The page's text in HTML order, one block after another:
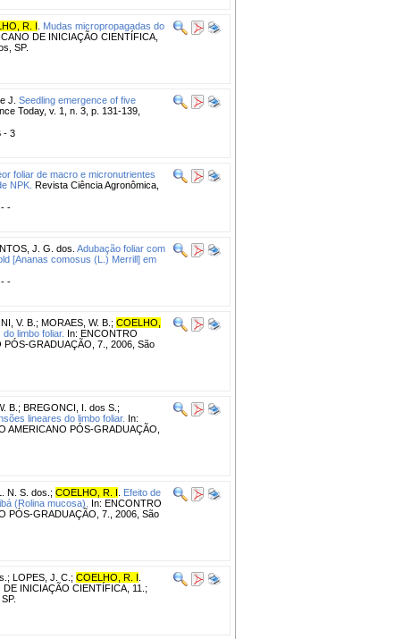
R. I
Mudas micropropagadas do
DE INICIAÇÃO CIENTÍFICA,
SP.
J. Seedling emergence of five
Today, v. 1, n. 3, p. 131-139,
- 3
foliar de macro e micronutrientes
NPK. Revista Ciência Agronômica,
-
J. G. dos. Adubação foliar com
[Ananas comosus (L.) Merrill] em
-
V. B. ; MORAES, W. B. ; COELHO,
limbo foliar. In: ENCONTRO
GRADUAÇÃO, 7., 2006, São
B. ; BREGONCI, I. dos S. ;
lineares do limbo foliar. In:
AMERICANO PÓS-GRADUAÇÃO,
N. S. dos. ; COELHO, R. I
Efeito de
(Rolina mucosa).
In: ENCONTRO
PÓS-GRADUAÇÃO, 7., 2006, São
; LOPES, J. C. ; COELHO, R. I
INICIAÇÃO CIENTÍFICA, 11.;